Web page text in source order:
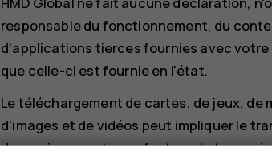
responsable du fonctionnement, du
d'applications tierces fournies avec
que celle-ci est fournie en l'état.
Le téléchargement de cartes, de jeux, de
d'images et de vidéos peut impliquer le
de services peut vous facturer la